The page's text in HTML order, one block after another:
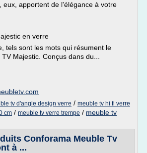
eux, apportent de l'élégance à votre
en verre
tels sont les mots qui résument le
Majestic. Conçus dans du...
tv d'angle design verre / meuble tv hi fi verre
cm / meuble tv verre trempe / meuble tv
Conforama Meuble Tv
à ...